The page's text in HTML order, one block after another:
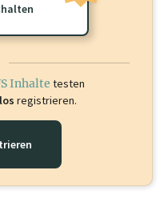
Inhalte testen
registrieren.